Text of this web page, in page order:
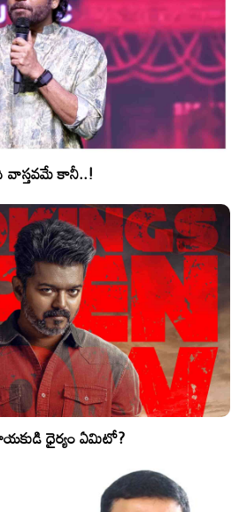
వాస్తవమే కానీ..!
ధైర్యం ఏమిటో?